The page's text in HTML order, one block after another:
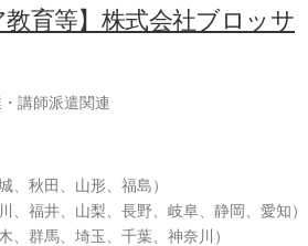
教育等】株式会社ブロッサ
講師派遣関連
、秋田、山形、福島）
、福井、山梨、長野、岐阜、静岡、愛知）
、群馬、埼玉、千葉、神奈川）